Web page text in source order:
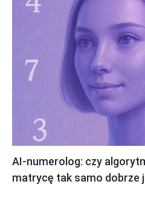
AI-numerolog: czy
matrycę tak samo dobrze